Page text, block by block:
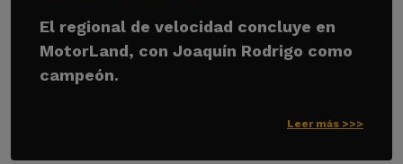
El regional de velocidad concluye en
MotorLand, con Joaquín Rodrigo como
campeón.
Leer más >>>